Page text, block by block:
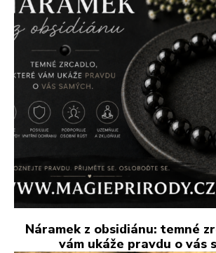
Náramek z obsidiánu: temné
vám ukáže pravdu o vás